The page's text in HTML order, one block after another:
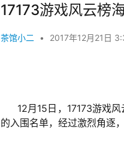
17173游戏风云榜
茶馆小二 • 2017年12月21日
12月15日，17173游戏
的入围名单，经过激烈角逐